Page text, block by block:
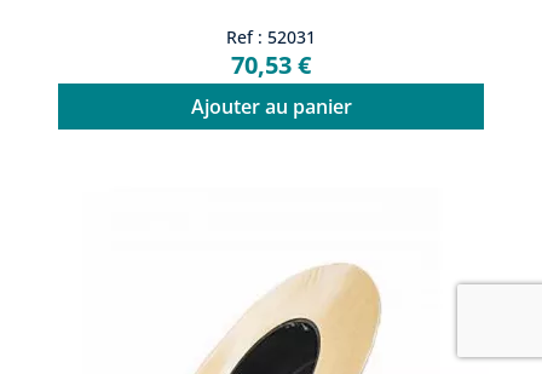
Ref : 52031
70,53 €
Ajouter au panier